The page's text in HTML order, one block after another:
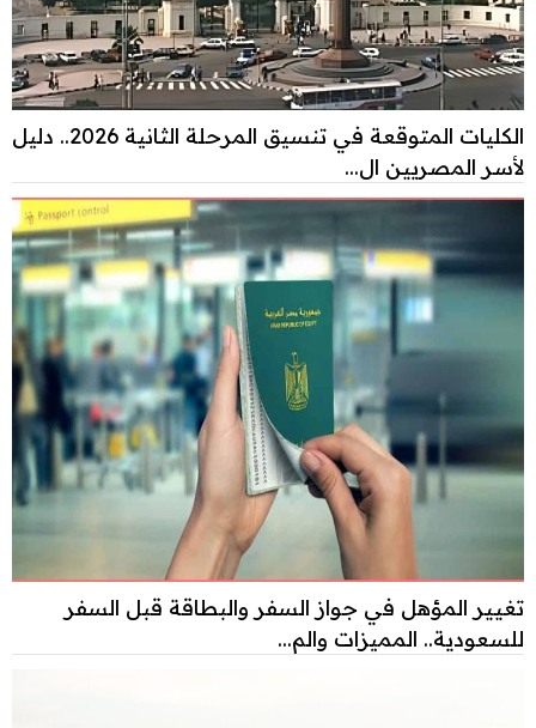
الكليات المتوقعة في تنسيق المرحلة الثانية 2026.. دليل
لأسر المصريين ال...
تغيير المؤهل في جواز السفر والبطاقة قبل السفر
للسعودية.. المميزات والم...